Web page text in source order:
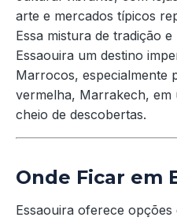
arte e mercados típicos
Essa mistura de tradição
Essaouira um destino
Marrocos, especialmente
vermelha, Marrakech, em
cheio de descobertas.
Onde Ficar em
Essaouira oferece